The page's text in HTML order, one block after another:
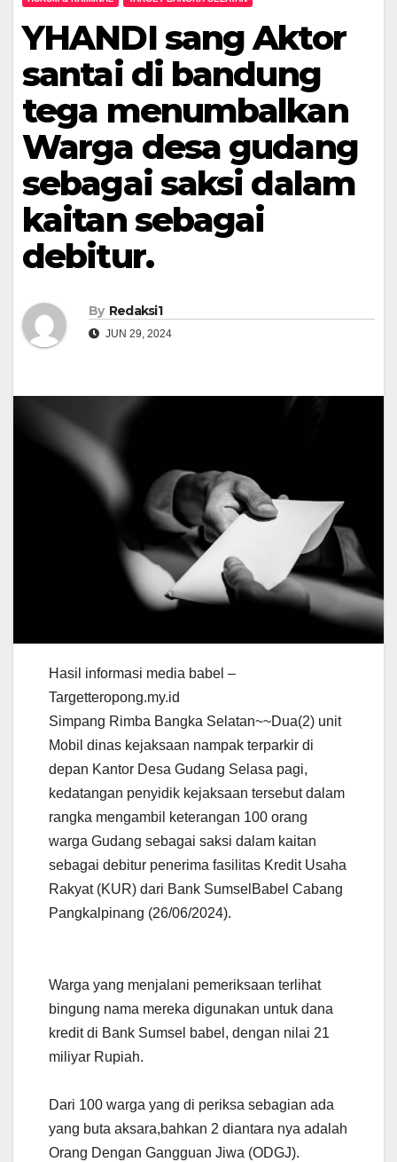
YHANDI sang Aktor
santai di bandung
tega menumbalkan
Warga desa gudang
sebagai saksi dalam
kaitan sebagai
debitur.
By Redaksi1
JUN 29, 2024
Hasil informasi media babel –
Targetteropong.my.id
Simpang Rimba Bangka Selatan~~Dua(2) unit
Mobil dinas kejaksaan nampak terparkir di
depan Kantor Desa Gudang Selasa pagi,
kedatangan penyidik kejaksaan tersebut dalam
rangka mengambil keterangan 100 orang
warga Gudang sebagai saksi dalam kaitan
sebagai debitur penerima fasilitas Kredit Usaha
Rakyat (KUR) dari Bank SumselBabel Cabang
Pangkalpinang (26/06/2024).
Warga yang menjalani pemeriksaan terlihat
bingung nama mereka digunakan untuk dana
kredit di Bank Sumsel babel, dengan nilai 21
miliyar Rupiah.
Dari 100 warga yang di periksa sebagian ada
yang buta aksara,bahkan 2 diantara nya adalah
Orang Dengan Gangguan Jiwa (ODGJ).